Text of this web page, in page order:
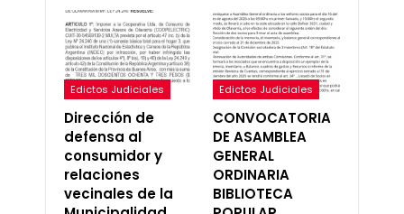
Edictos Judiciales
Dirección de
defensa al
consumidor y
relaciones
vecinales de la
Edictos Judiciales
CONVOCATORIA
DE ASAMBLEA
GENERAL
ORDINARIA
BIBLIOTECA